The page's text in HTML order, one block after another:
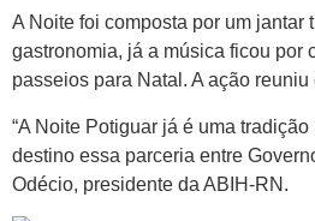
A Noite foi composta por um
gastronomia, já a música ficou por
passeios para Natal. A ação
“A Noite Potiguar já é uma
destino essa parceria entre
Odécio, presidente da ABIH-RN.